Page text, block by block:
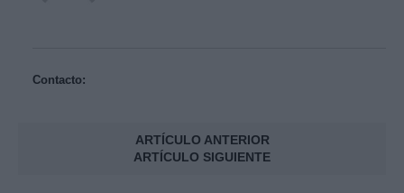
Contacto:
ARTÍCULO ANTERIOR
ARTÍCULO SIGUIENTE